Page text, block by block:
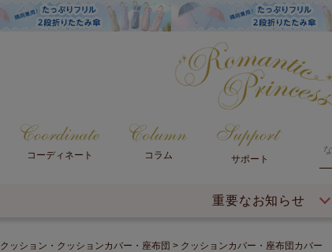
コーディネート コラム サポート
重要なお知らせ
クッション・クッションカバー・座布団 クッションカバー・座布団カバー